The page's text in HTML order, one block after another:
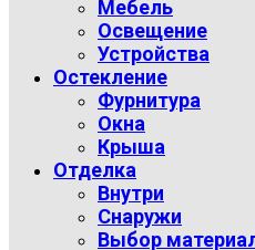
Мебель
Освещение
Устройства
Остекление
Фурнитура
Окна
Крыша
Отделка
Внутри
Снаружи
Выбор